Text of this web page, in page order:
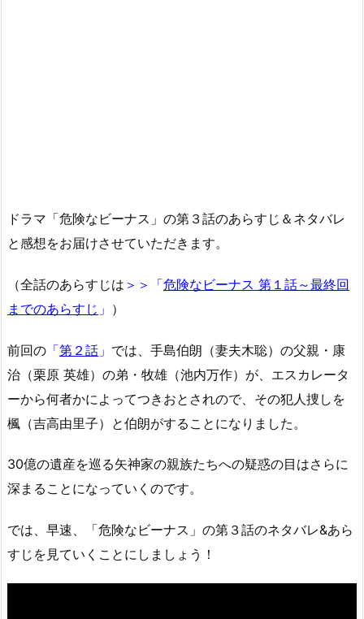
ドラマ「危険なビーナス」の第３話のあらすじ＆ネタバレ
と感想をお届けさせていただきます。
（全話のあらすじは ＞＞「危険なビーナス 第１話～最終回
までのあらすじ 」 ）
前回の 「第２話 」 では、手島伯朗（妻夫木聡）の父親・康
治（栗原 英雄）の弟・牧雄（池内万作）が、エスカレータ
ーから何者かによってつきおとされので、その犯人捜しを
楓（吉高由里子）と伯朗がすることになりました。
30億の遺産を巡る矢神家の親族たちへの疑惑の目はさらに
深まることになっていくのです。
では、早速、「危険なビーナス」の第３話のネタバレ&あら
すじを見ていくことにしましょう！